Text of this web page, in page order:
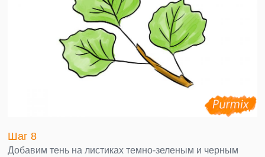
Шаг 8
Добавим тень на листиках темно-зеленым и черным